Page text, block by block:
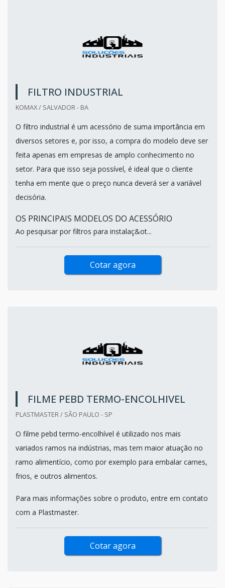
FILTRO INDUSTRIAL
KOMAX / SALVADOR - BA
O filtro industrial é um acessório de suma importância em
diversos setores e, por isso, a compra do modelo deve ser
feita apenas em empresas de amplo conhecimento no
setor. Para que isso seja possível, é ideal que o cliente
tenha em mente que o preço nunca deverá ser a variável
decisória.
OS PRINCIPAIS MODELOS DO ACESSÓRIO
Ao pesquisar por filtros para instalaç&ot...
Cotar agora
FILME PEBD TERMO-ENCOLHIVEL
PLASTMASTER / SÃO PAULO - SP
O filme pebd termo-encolhível é utilizado nos mais
variados ramos na indústrias, mas tem maior atuação no
ramo alimentício, como por exemplo para embalar carnes,
frios, e outros alimentos.
Para mais informações sobre o produto, entre em contato
com a Plastmaster.
Cotar agora